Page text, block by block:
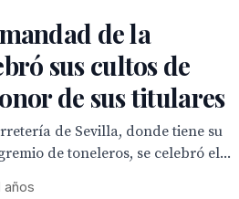
de la
sus cultos de
de sus titulares
de Sevilla, donde tiene su
de toneleros, se celebró el...
años